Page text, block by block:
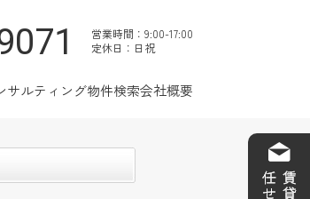
営業時間：9:00-17:00
定休日：日祝
サルティング物件検索会社概要